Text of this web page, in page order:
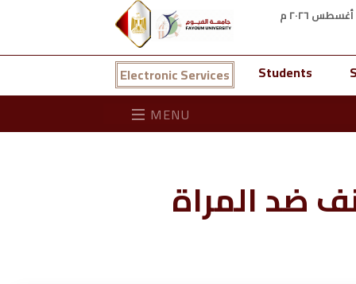
Electronic Services Students
MENU
ضد المراة